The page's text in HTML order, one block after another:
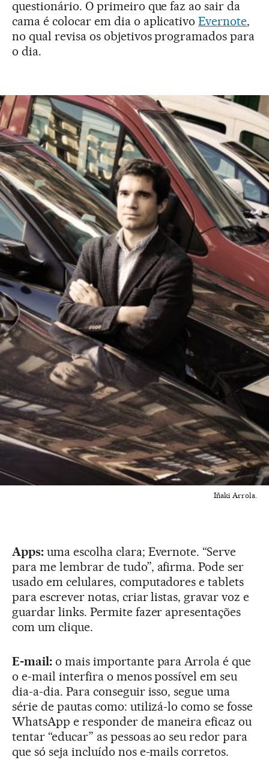
questionário. O primeiro que faz ao sair da
cama é colocar em dia o aplicativoEvernote,
no qual revisa os objetivos programados para
o dia.
Iñaki Arrola.
Apps:uma escolha clara; Evernote. “Serve
para me lembrar de tudo”, afirma. Pode ser
usado em celulares, computadores e tablets
para escrever notas, criar listas, gravar voz e
guardar links. Permite fazer apresentações
com um clique.
E-mail:o mais importante para Arrola é que
o e-mail interfira o menos possível em seu
dia-a-dia. Para conseguir isso, segue uma
série de pautas como: utilizá-lo como se fosse
WhatsApp e responder de maneira eficaz ou
tentar “educar” as pessoas ao seu redor para
que só seja incluído nos e-mails corretos.